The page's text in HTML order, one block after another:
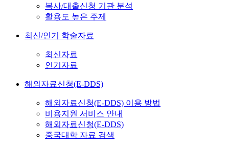
복사/대출신청 기관 분석
활용도 높은 주제
최신/인기 학술자료
최신자료
인기자료
해외자료신청(E-DDS)
해외자료신청(E-DDS) 이용 방법
비용지원 서비스 안내
해외자료신청(E-DDS)
중국대학 자료 검색